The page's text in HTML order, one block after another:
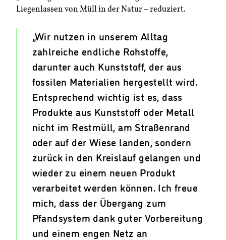
Liegenlassen von Müll in der Natur – reduziert.
„Wir nutzen in unserem Alltag
zahlreiche endliche Rohstoffe,
darunter auch Kunststoff, der aus
fossilen Materialien hergestellt wird.
Entsprechend wichtig ist es, dass
Produkte aus Kunststoff oder Metall
nicht im Restmüll, am Straßenrand
oder auf der Wiese landen, sondern
zurück in den Kreislauf gelangen und
wieder zu einem neuen Produkt
verarbeitet werden können. Ich freue
mich, dass der Übergang zum
Pfandsystem dank guter Vorbereitung
und einem engen Netz an